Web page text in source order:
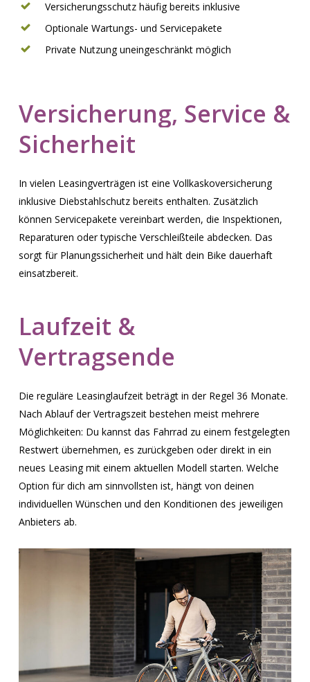
Versicherungsschutz häufig bereits inklusive
Optionale Wartungs- und Servicepakete
Private Nutzung uneingeschränkt möglich
Versicherung, Service &
Sicherheit
In vielen Leasingverträgen ist eine Vollkaskoversicherung
inklusive Diebstahlschutz bereits enthalten. Zusätzlich
können Servicepakete vereinbart werden, die Inspektionen,
Reparaturen oder typische Verschleißteile abdecken. Das
sorgt für Planungssicherheit und hält dein Bike dauerhaft
einsatzbereit.
Laufzeit &
Vertragsende
Die reguläre Leasinglaufzeit beträgt in der Regel 36 Monate.
Nach Ablauf der Vertragszeit bestehen meist mehrere
Möglichkeiten: Du kannst das Fahrrad zu einem festgelegten
Restwert übernehmen, es zurückgeben oder direkt in ein
neues Leasing mit einem aktuellen Modell starten. Welche
Option für dich am sinnvollsten ist, hängt von deinen
individuellen Wünschen und den Konditionen des jeweiligen
Anbieters ab.